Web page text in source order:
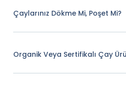
Çaylarınız Dökme Mi, Poşet Mi?
Organik Veya Sertifikalı Çay